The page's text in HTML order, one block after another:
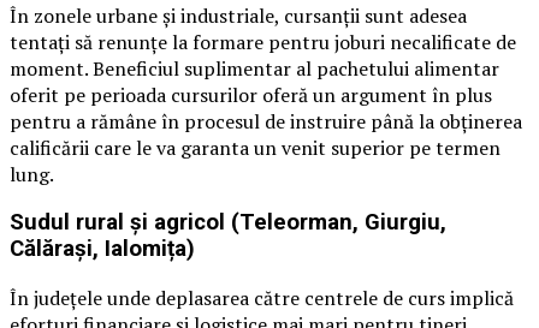
În zonele urbane și industriale, cursanții sunt adesea
tentați să renunțe la formare pentru joburi necalificate de
moment. Beneficiul suplimentar al pachetului alimentar
oferit pe perioada cursurilor oferă un argument în plus
pentru a rămâne în procesul de instruire până la obținerea
calificării care le va garanta un venit superior pe termen
lung.
Sudul rural și agricol (Teleorman, Giurgiu,
Călărași, Ialomița)
În județele unde deplasarea către centrele de curs implică